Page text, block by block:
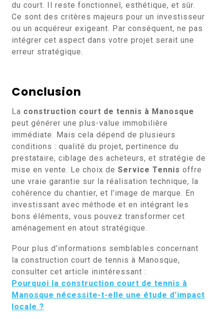
du court. Il reste fonctionnel, esthétique, et sûr.
Ce sont des critères majeurs pour un investisseur
ou un acquéreur exigeant. Par conséquent, ne pas
intégrer cet aspect dans votre projet serait une
erreur stratégique.
Conclusion
La construction court de tennis à Manosque
peut générer une plus-value immobilière
immédiate. Mais cela dépend de plusieurs
conditions : qualité du projet, pertinence du
prestataire, ciblage des acheteurs, et stratégie de
mise en vente. Le choix de Service Tennis offre
une vraie garantie sur la réalisation technique, la
cohérence du chantier, et l’image de marque. En
investissant avec méthode et en intégrant les
bons éléments, vous pouvez transformer cet
aménagement en atout stratégique.
Pour plus d’informations semblables concernant
la construction court de tennis à Manosque,
consulter cet article inintéressant :
Pourquoi la construction court de tennis à
Manosque nécessite-t-elle une étude d’impact
locale ?